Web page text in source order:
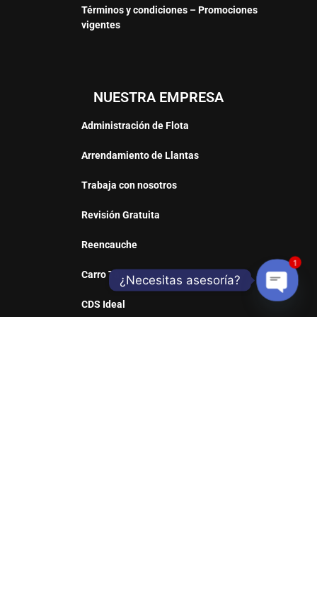
Términos y condiciones – Promociones
vigentes
NUESTRA EMPRESA
Administración de Flota
Arrendamiento de Llantas
Trabaja con nosotros
Revisión Gratuita
Reencauche
Carro Taller
CDS Ideal
¿Necesitas asesoría?
1